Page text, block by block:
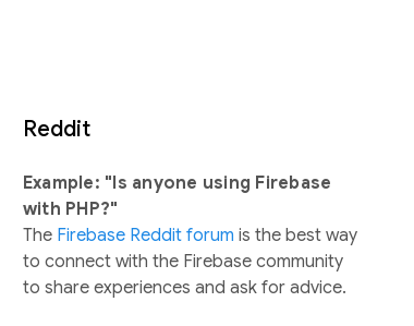
Reddit
Example: "Is anyone using Firebase
with PHP?"
The Firebase Reddit forum is the best way
to connect with the Firebase community
to share experiences and ask for advice.